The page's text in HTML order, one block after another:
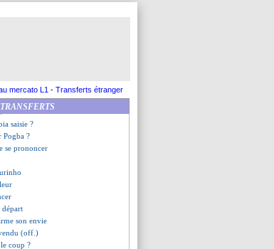
mercato L1 - Transferts étranger
TRANSFERTS
s'en va
rumeur
?
saisie ?
Pogba ?
se prononcer
départ
son envie
(off.)
le coup ?